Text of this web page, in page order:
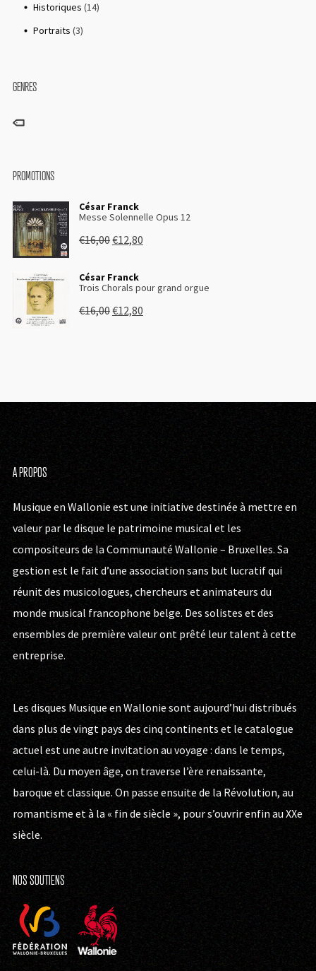
Historiques (14)
Portraits (3)
GENRES
PROMOTIONS
César Franck
Messe Solennelle Opus 12
€16,00€12,80
César Franck
Trois Chorals pour grand orgue
€16,00€12,80
A PROPOS
Musique en Wallonie est une initiative destinée à mettre en
valeur par le disque le patrimoine musical et les
compositeurs de la Communauté Wallonie – Bruxelles. Sa
gestion est le fait d’une association sans but lucratif qui
réunit des musicologues, chercheurs et animateurs du
monde musical francophone belge. Des solistes et des
ensembles de première valeur ont prêté leur talent à cette
entreprise.
Les disques Musique en Wallonie sont aujourd’hui distribués
dans plus de vingt pays des cinq continents et le catalogue
actuel est une autre invitation au voyage : dans le temps,
celui-là. Du moyen âge, on traverse l’ère renaissante,
baroque et classique. On passe ensuite de la Révolution, au
romantisme et à la « fin de siècle », pour s’ouvrir enfin au XXe
siècle.
NOS SOUTIENS